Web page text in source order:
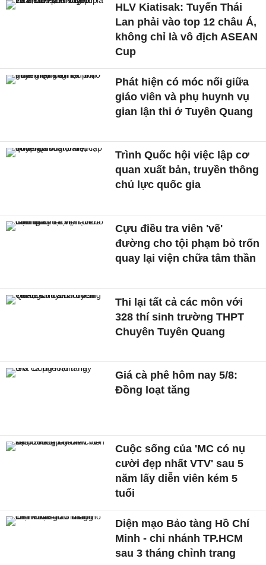
HLV Kiatisak: Tuyển Thái
Lan phải vào top 12 châu Á,
không chỉ là vô địch ASEAN
Cup
Phát hiện có móc nối giữa
giáo viên và phụ huynh vụ
gian lận thi ở Tuyên Quang
Trình Quốc hội việc lập cơ
quan xuất bản, truyền thông
chủ lực quốc gia
Cựu điều tra viên 'vẽ'
đường cho tội phạm bỏ trốn
quay lại viện chữa tâm thần
Thi lại tất cả các môn với
328 thí sinh trường THPT
Chuyên Tuyên Quang
Giá cà phê hôm nay 5/8:
Đồng loạt tăng
Cuộc sống của 'MC có nụ
cười đẹp nhất VTV' sau 5
năm lấy diễn viên kém 5
tuổi
Diện mạo Bảo tàng Hồ Chí
Minh - chi nhánh TP.HCM
sau 3 tháng chỉnh trang